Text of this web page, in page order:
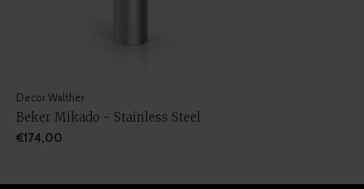
Decor Walther
Beker Mikado - Stainless Steel
€174,00